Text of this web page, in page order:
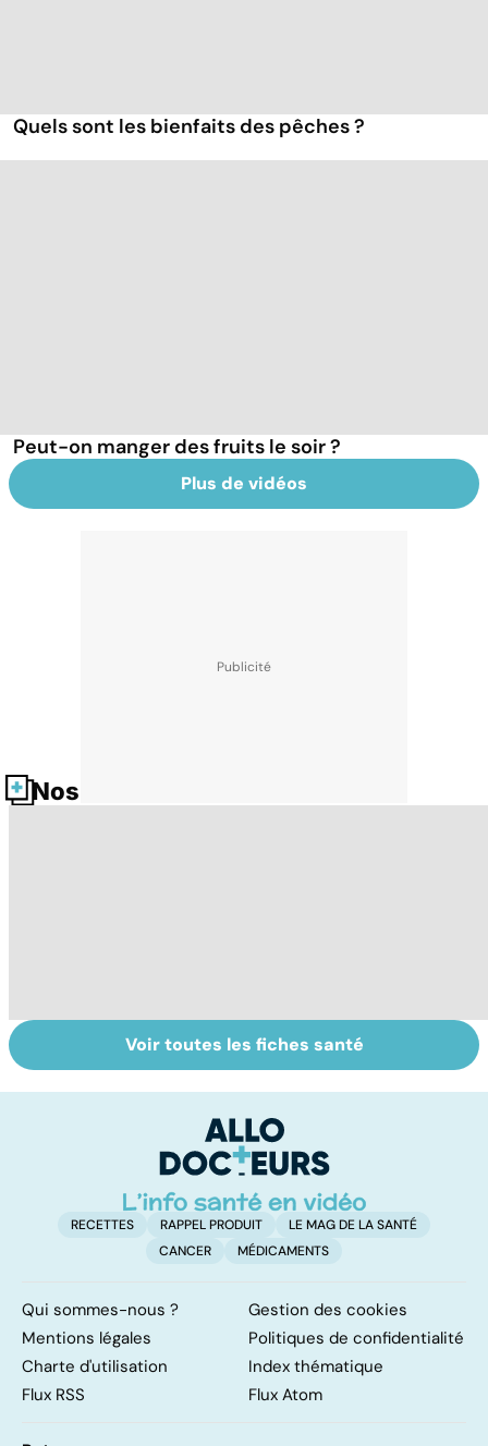
Quels sont les bienfaits des pêches ?
Peut-on manger des fruits le soir ?
Plus de vidéos
Nos fiches santé
Comment tenir
ses bonnes
Régimes
végétarien,
bénéfices pour la
santé ?
Voir toutes les fiches santé
RECETTES RAPPEL PRODUIT
LE MAG DE LA SANTÉ
CANCER
MÉDICAMENTS
Qui sommes-nous ?
Gestion des cookies
Mentions légales
Politiques de confidentialité
Charte d'utilisation
Index thématique
Flux RSS
Flux Atom